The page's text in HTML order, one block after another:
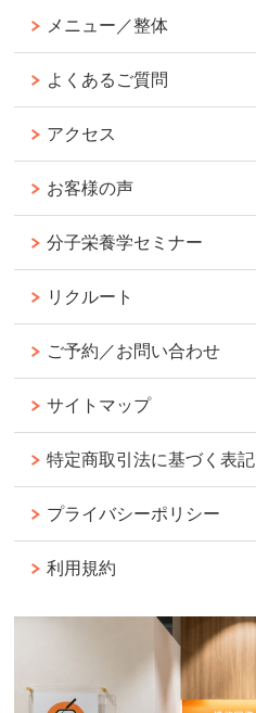
メニュー／整体
よくあるご質問
アクセス
お客様の声
分子栄養学セミナー
リクルート
ご予約／お問い合わせ
サイトマップ
特定商取引法に基づく表記
プライバシーポリシー
利用規約